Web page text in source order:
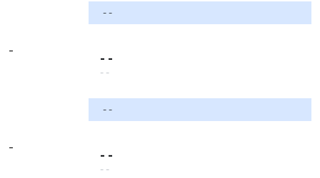
- -
-
- -
- -
- -
-
- -
- -